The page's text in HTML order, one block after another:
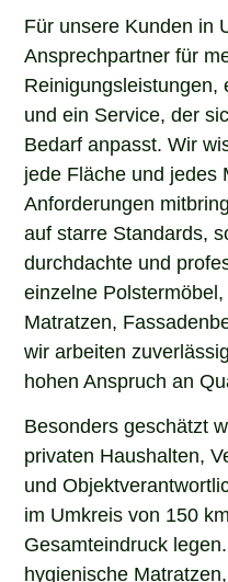
Für unsere Kunden in
Ansprechpartner für
Reinigungsleistungen,
und ein Service, der
Bedarf anpasst. Wir
jede Fläche und jedes
Anforderungen
auf starre Standards,
durchdachte und
einzelne Polstermöbel,
Matratzen,
wir arbeiten
hohen Anspruch an
Besonders geschätzt
privaten Haushalten,
und
im Umkreis von 150
Gesamteindruck
hygienische